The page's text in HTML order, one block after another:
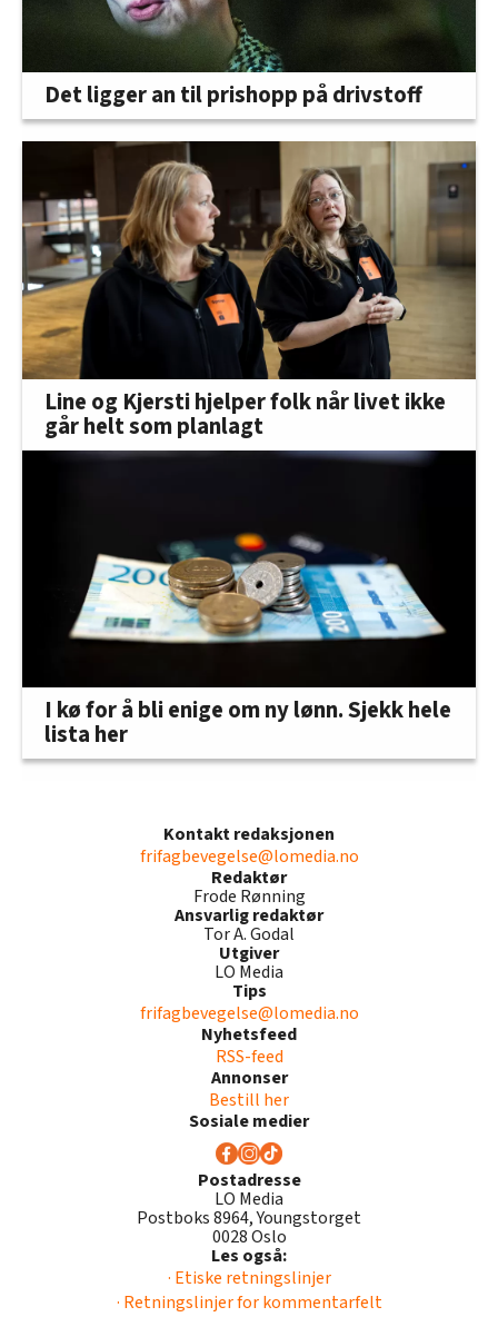
Det ligger an til prishopp på drivstoff
Line og Kjersti hjelper folk når livet ikke
går helt som planlagt
I kø for å bli enige om ny lønn. Sjekk hele
lista her
Kontakt redaksjonen
frifagbevegelse@lomedia.no
Redaktør
Frode Rønning
Ansvarlig redaktør
Tor A. Godal
Utgiver
LO Media
Tips
frifagbevegelse@lomedia.no
Nyhetsfeed
RSS-feed
Annonser
Bestill her
Sosiale medier
Postadresse
LO Media
Postboks 8964, Youngstorget
0028 Oslo
Les også:
· Etiske retningslinjer
· Retningslinjer for kommentarfelt